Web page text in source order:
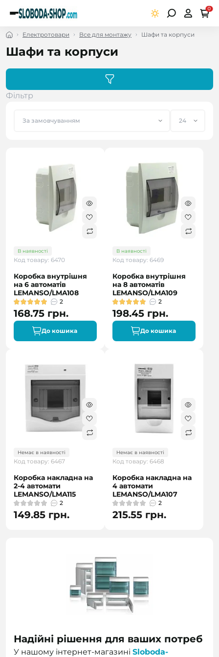
0
Електротовари Все для монтажу Шафи та корпуси
Шафи та корпуси
Фільтр
В наявності
Код товару: 6470
Коробка внутрішня
на 6 автоматів
LEMANSO/LMA108
2
168.75 грн.
До кошика
В наявності
Код товару: 6469
Коробка внутрішня
на 8 автоматів
LEMANSO/LMA109
2
198.45 грн.
До кошика
Немає в наявності
Код товару: 6467
Коробка накладна на
2-4 автомати
LEMANSO/LMA115
2
149.85 грн.
Немає в наявності
Код товару: 6468
Коробка накладна на
4 автомати
LEMANSO/LMA107
2
215.55 грн.
Надійні рішення для ваших потреб
У нашому інтернет-магазині Sloboda-